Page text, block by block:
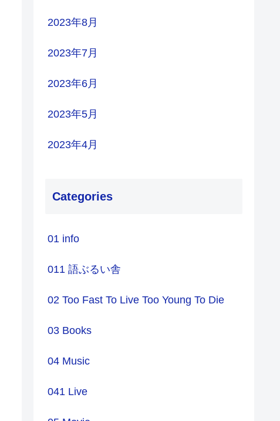
2023年8月
2023年7月
2023年6月
2023年5月
2023年4月
Categories
01 info
011 語ぶるい舎
02 Too Fast To Live Too Young To Die
03 Books
04 Music
041 Live